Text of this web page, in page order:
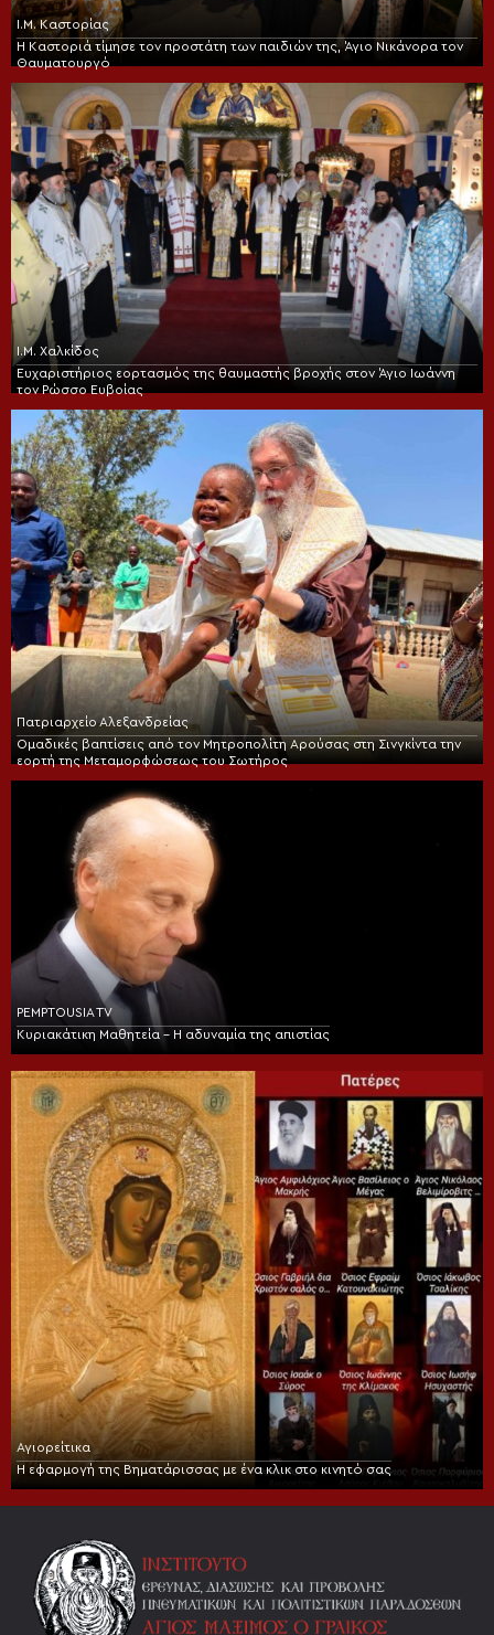
Ι.Μ. Καστορίας
Η Καστοριά τίμησε τον προστάτη των παιδιών της, Άγιο Νικάνορα τον
Θαυματουργό
Ι.Μ. Χαλκίδος
Ευχαριστήριος εορτασμός της θαυμαστής βροχής στον Άγιο Ιωάννη
τον Ρώσσο Ευβοίας
Πατριαρχείο Αλεξανδρείας
Ομαδικές βαπτίσεις από τον Μητροπολίτη Αρούσας στη Σινγκίντα την
εορτή της Μεταμορφώσεως του Σωτήρος
PEMPTOUSIA TV
Κυριακάτικη Μαθητεία – Η αδυναμία της απιστίας
Αγιορείτικα
Η εφαρμογή της Βηματάρισσας με ένα κλικ στο κινητό σας